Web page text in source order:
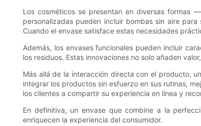
Los cosméticos se presentan en diversas formas
personalizadas pueden incluir bombas sin aire
Cuando el envase satisface estas necesidades
Además, los envases funcionales pueden incluir
los residuos. Estas innovaciones no solo añaden
Más allá de la interacción directa con el producto,
integrar los productos sin esfuerzo en sus rutinas,
los clientes a compartir su experiencia en línea y
En definitiva, un envase que combine a la
enriquecen la experiencia del consumidor.